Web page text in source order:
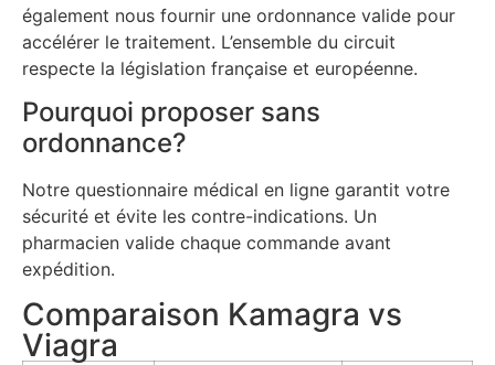
également nous fournir une ordonnance valide pour
accélérer le traitement. L’ensemble du circuit
respecte la législation française et européenne.
Pourquoi proposer sans
ordonnance?
Notre questionnaire médical en ligne garantit votre
sécurité et évite les contre-indications. Un
pharmacien valide chaque commande avant
expédition.
Comparaison Kamagra vs
Viagra